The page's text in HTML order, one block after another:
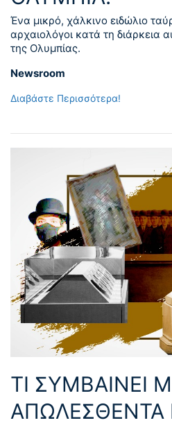
Ένα μικρό, χάλκινο ειδώλιο
αρχαιολόγοι κατά τη διάρκεια
της Ολυμπίας.
Newsroom
Διαβάστε Περισσότερα!
ΤΙ ΣΥΜΒΑΙΝΕΙ
ΑΠΩΛΕΣΘΕΝΤΑ